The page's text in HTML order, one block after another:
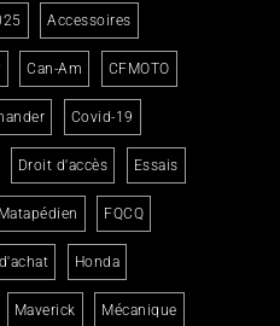
Accessoires
Can-Am CFMOTO
Covid-19
Droit d'accès Essais
FQCQ
Honda
Maverick Mécanique